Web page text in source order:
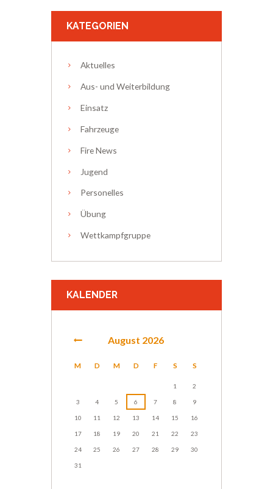
KATEGORIEN
Aktuelles
Aus- und Weiterbildung
Einsatz
Fahrzeuge
Fire News
Jugend
Personelles
Übung
Wettkampfgruppe
KALENDER
August 2026
M D M D F S S
1 2
3 4 5 6 7 8 9
10 11 12 13 14 15 16
17 18 19 20 21 22 23
24 25 26 27 28 29 30
31